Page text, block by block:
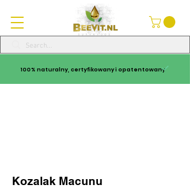
100% naturalny, certyfikowany i opatentowany
Kozalak Macunu